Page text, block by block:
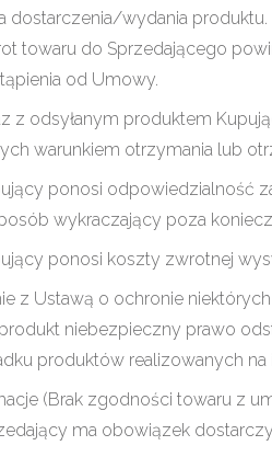
dostarczenia/wydania produktu.
towaru do Sprzedającego
od Umowy.
z odsyłanym produktem
warunkiem otrzymania lub
ponosi odpowiedzialność
wykraczający poza
ponosi koszty zwrotnej
z Ustawą o ochronie
niebezpieczny prawo
produktów realizowanych
(Brak zgodności towaru z
ma obowiązek